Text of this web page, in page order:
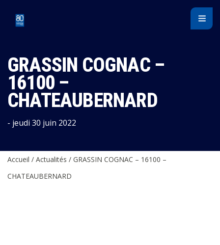
GRASSIN COGNAC –
16100 –
CHATEAUBERNARD
- jeudi 30 juin 2022
Accueil / Actualités / GRASSIN COGNAC – 16100 –
CHATEAUBERNARD